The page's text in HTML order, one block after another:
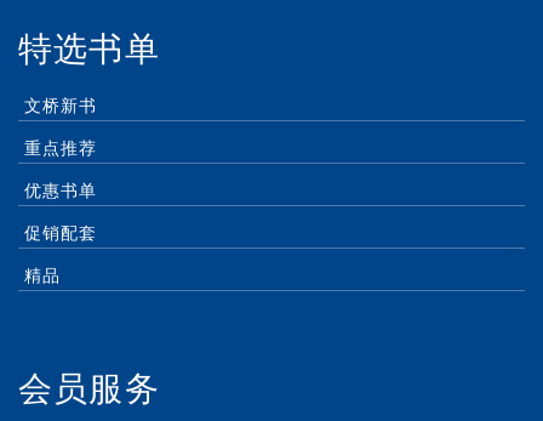
特选书单
文桥新书
重点推荐
优惠书单
促销配套
精品
会员服务